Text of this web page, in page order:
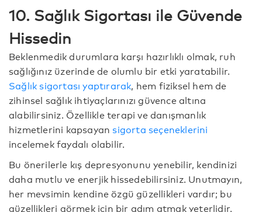
10. Sağlık Sigortası ile Güvende
Hissedin
Beklenmedik durumlara karşı hazırlıklı olmak, ruh
sağlığınız üzerinde de olumlu bir etki yaratabilir.
Sağlık sigortası yaptırarak, hem fiziksel hem de
zihinsel sağlık ihtiyaçlarınızı güvence altına
alabilirsiniz. Özellikle terapi ve danışmanlık
hizmetlerini kapsayan sigorta seçeneklerini
incelemek faydalı olabilir.
Bu önerilerle kış depresyonunu yenebilir, kendinizi
daha mutlu ve enerjik hissedebilirsiniz. Unutmayın,
her mevsimin kendine özgü güzellikleri vardır; bu
güzellikleri görmek için bir adım atmak yeterlidir.